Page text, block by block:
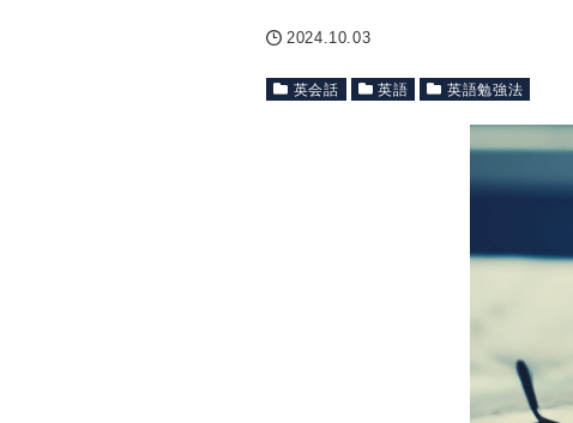
2024.10.03
英会話 英語 英語勉強法